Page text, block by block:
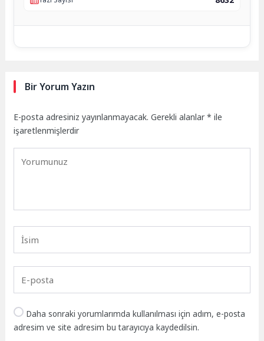
Bir Yorum Yazın
E-posta adresiniz yayınlanmayacak. Gerekli alanlar* ile
işaretlenmişlerdir
Daha sonraki yorumlarımda kullanılması için adım, e-posta
adresim ve site adresim bu tarayıcıya kaydedilsin.